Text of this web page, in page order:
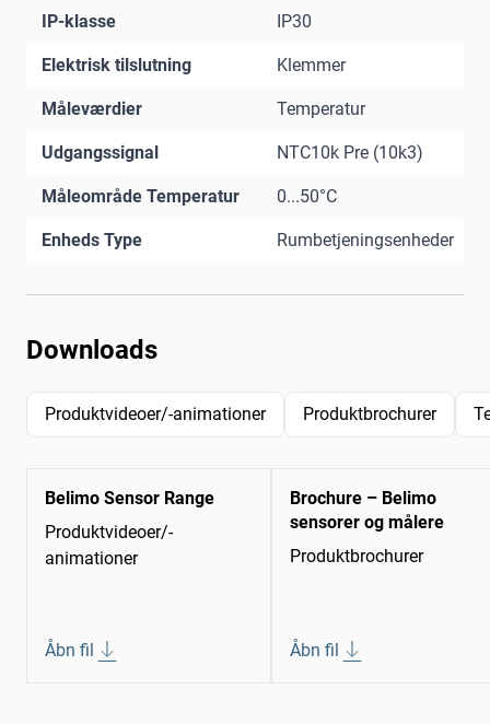
IP-klasse IP30
Elektrisk tilslutning Klemmer
Måleværdier Temperatur
Udgangssignal NTC10k Pre (10k3)
Måleområde Temperatur 0...50°C
Enheds Type Rumbetjeningsenheder
Downloads
Produktvideoer/-animationer Produktbrochurer
Belimo Sensor Range
Produktvideoer/-
animationer
Åbn fil
Brochure – Belimo
sensorer og målere
Produktbrochurer
Åbn fil